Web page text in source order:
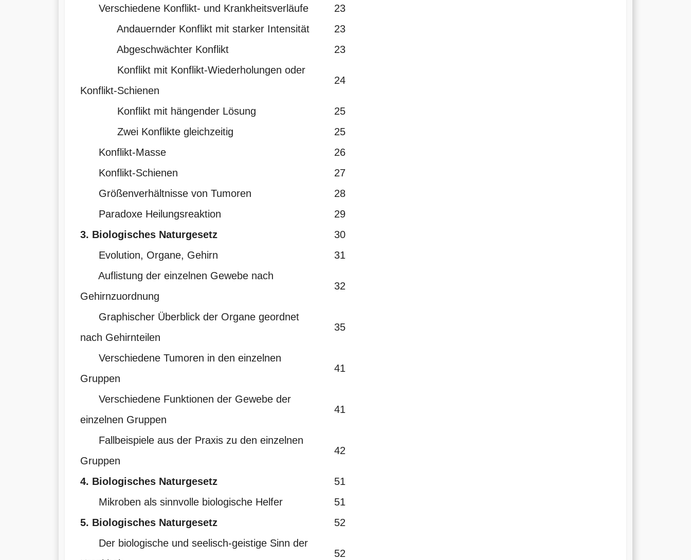
Verschiedene Konflikt- und Krankheitsverläufe
23
Andauernder Konflikt mit starker Intensität
23
Abgeschwächter Konflikt
23
Konflikt mit Konflikt-Wiederholungen oder
Konflikt-Schienen
24
Konflikt mit hängender Lösung
25
Zwei Konflikte gleichzeitig
25
Konflikt-Masse
26
Konflikt-Schienen
27
Größenverhältnisse von Tumoren
28
Paradoxe Heilungsreaktion
29
3. Biologisches Naturgesetz
30
Evolution, Organe, Gehirn
31
Auflistung der einzelnen Gewebe nach
Gehirnzuordnung
32
Graphischer Überblick der Organe geordnet
nach Gehirnteilen
35
Verschiedene Tumoren in den einzelnen
Gruppen
41
Verschiedene Funktionen der Gewebe der
einzelnen Gruppen
41
Fallbeispiele aus der Praxis zu den einzelnen
Gruppen
42
4. Biologisches Naturgesetz
51
Mikroben als sinnvolle biologische Helfer
51
5. Biologisches Naturgesetz
52
Der biologische und seelisch-geistige Sinn der
52